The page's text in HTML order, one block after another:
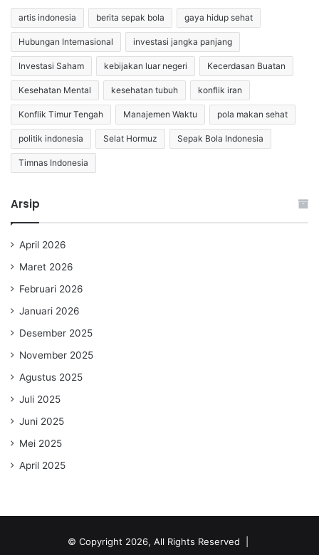
artis indonesia berita sepak bola gaya hidup sehat
Hubungan Internasional investasi jangka panjang
Investasi Saham kebijakan luar negeri Kecerdasan Buatan
Kesehatan Mental kesehatan tubuh konflik iran
Konflik Timur Tengah Manajemen Waktu pola makan sehat
politik indonesia Selat Hormuz Sepak Bola Indonesia
Timnas Indonesia
Arsip
April 2026
Maret 2026
Februari 2026
Januari 2026
Desember 2025
November 2025
Agustus 2025
Juli 2025
Juni 2025
Mei 2025
April 2025
© Copyright 2026, All Rights Reserved |